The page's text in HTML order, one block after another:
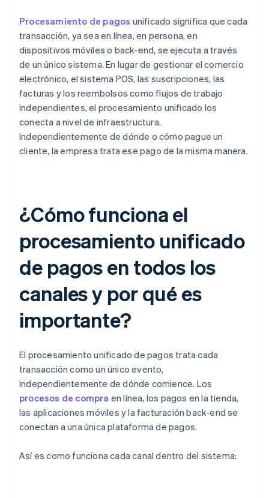
Procesamiento de pagos unificado significa que cada
transacción, ya sea en línea, en persona, en
dispositivos móviles o back-end, se ejecuta a través
de un único sistema. En lugar de gestionar el comercio
electrónico, el sistema POS, las suscripciones, las
facturas y los reembolsos como flujos de trabajo
independientes, el procesamiento unificado los
conecta a nivel de infraestructura.
Independientemente de dónde o cómo pague un
cliente, la empresa trata ese pago de la misma manera.
¿Cómo funciona el
procesamiento unificado
de pagos en todos los
canales y por qué es
importante?
El procesamiento unificado de pagos trata cada
transacción como un único evento,
independientemente de dónde comience. Los
procesos de compra en línea, los pagos en la tienda,
las aplicaciones móviles y la facturación back-end se
conectan a una única plataforma de pagos.
Así es como funciona cada canal dentro del sistema: